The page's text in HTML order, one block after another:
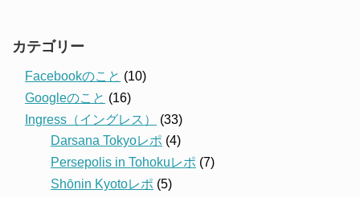
カテゴリー
Facebookのこと (10)
Googleのこと (16)
Ingress（イングレス）
(33)
Darsana Tokyoレポ (4)
Persepolis in Tohokuレポ (7)
Shōnin Kyotoレポ (5)